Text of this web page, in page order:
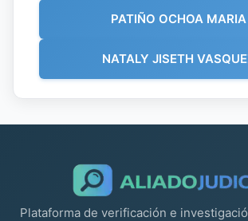
PATIÑO OCHOA MARIA
NATALY JISETH
Plataforma de verificación e